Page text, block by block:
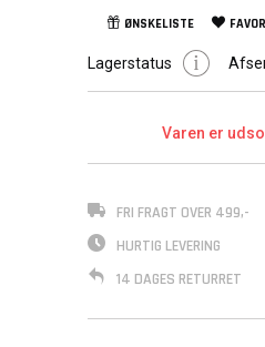
ØNSKELISTE
Lagerstatus
Varen er
FRI FRAGT OVER 499,-
HURTIG LEVERING
14 DAGES RETURRET